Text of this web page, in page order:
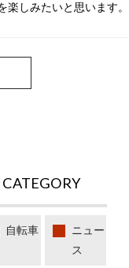
しみたいと思います。
CATEGORY
自転車
ニュー
ス